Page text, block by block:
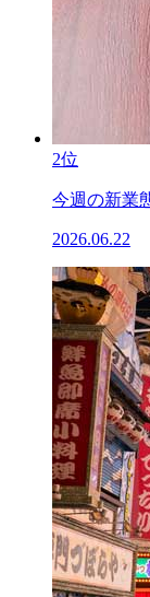
2位
今週の新業
2026.06.22